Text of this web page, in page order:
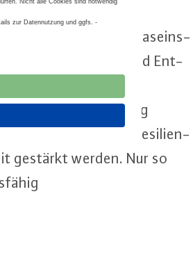
der öf­fent­li­chen Da­seins­
auch in Führungs- und Ent­
Was­ser­ver­sor­gung
reduziert, kli­ma­resi­li­en­
gestärkt werden. Nur so